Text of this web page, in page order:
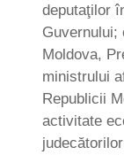
deputaţilor
Moldova,
ministrului
Republicii
activitate